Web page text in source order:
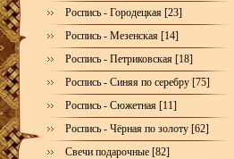
Роспись - Городецкая [23]
Роспись - Мезенская [14]
Роспись - Петриковская [18]
Роспись - Синяя по серебру [75]
Роспись - Сюжетная [11]
Роспись - Чёрная по золоту [62]
Свечи подарочные [82]